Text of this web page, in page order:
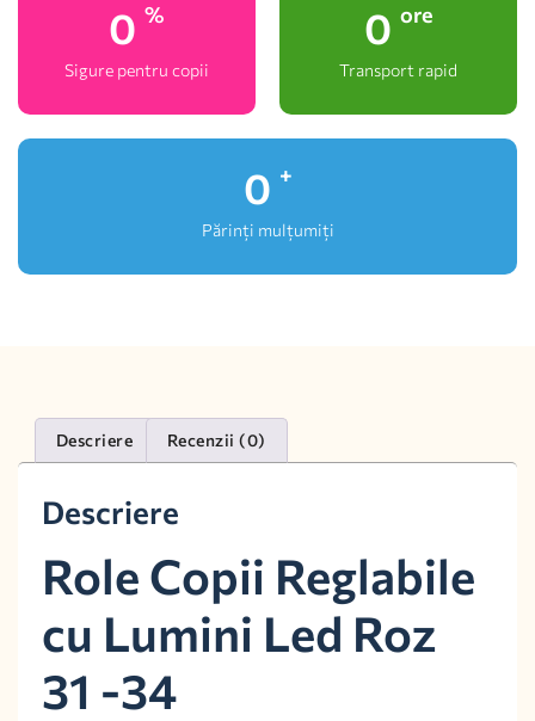
0 %
Sigure pentru copii
0 ore
Transport rapid
0 +
Părinți mulțumiți
Descriere Recenzii (0)
Descriere
Role Copii Reglabile
cu Lumini Led Roz
31 -34